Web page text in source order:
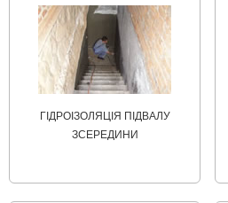
ГІДРОІЗОЛЯЦІЯ ПІДВАЛУ
ЗСЕРЕДИНИ